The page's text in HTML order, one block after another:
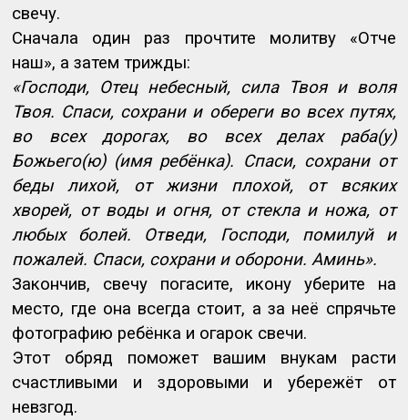
свечу.
Сначала один раз прочтите молитву «Отче
наш», а затем трижды:
«Господи, Отец небесный, сила Твоя и воля
Твоя. Спаси, сохрани и обереги во всех путях,
во всех дорогах, во всех делах раба(у)
Божьего(ю) (имя ребёнка). Спаси, сохрани от
беды лихой, от жизни плохой, от всяких
хворей, от воды и огня, от стекла и ножа, от
любых болей. Отведи, Господи, помилуй и
пожалей. Спаси, сохрани и оборони. Аминь».
Закончив, свечу погасите, икону уберите на
место, где она всегда стоит, а за неё спрячьте
фотографию ребёнка и огарок свечи.
Этот обряд поможет вашим внукам расти
счастливыми и здоровыми и убережёт от
невзгод.